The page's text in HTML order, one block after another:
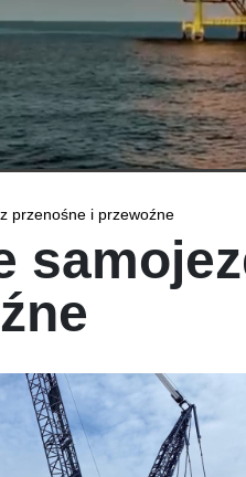
przenośne i przewoźne